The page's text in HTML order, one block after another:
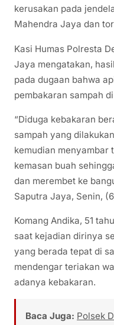
kerusakan pada
Mahendra Jaya dan
Kasi Humas Polresta
Jaya mengatakan,
pada dugaan bahwa
pembakaran sampah
“Diduga kebakaran
sampah yang
kemudian menyambar
kemasan buah
dan merembet ke
Saputra Jaya, Senin,
Komang Andika, 51
saat kejadian dirinya
yang berada tepat di
mendengar teriakan
adanya kebakaran.
Baca Juga: Polsek